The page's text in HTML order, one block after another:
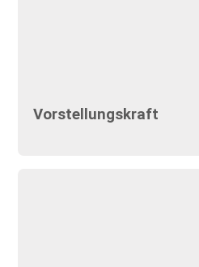
Vorstellungskraft